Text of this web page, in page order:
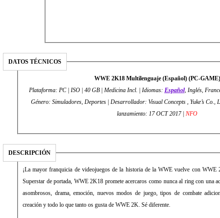
DATOS TÉCNICOS
WWE 2K18 Multilenguaje (Español) (PC-GAME)
Plataforma: PC | ISO | 40 GB | Medicina Incl. | Idiomas: Español, Inglés,
Género: Simuladores, Deportes | Desarrollador: Visual Concepts , Yuke’s Co., LTD | Editor: 2K |
lanzamiento: 17 OCT 2017 | NFO
DESCRIPCIÓN
¡La mayor franquicia de videojuegos de la historia de la WWE vuelve con
Superstar de portada, WWE 2K18 promete acercaros como nunca al ring con una
asombrosos, drama, emoción, nuevos modos de juego, tipos de combate
creación y todo lo que tanto os gusta de WWE 2K. Sé diferente.